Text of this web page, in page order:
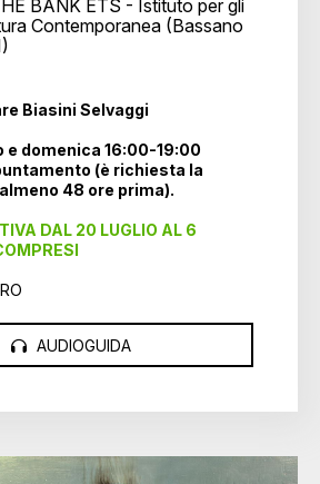
BANK ETS - Istituto per gli
Contemporanea (Bassano
Biasini Selvaggi
e domenica 16:00-19:00
(è richiesta la
48 ore prima).
DAL 20 LUGLIO AL 6
AUDIOGUIDA